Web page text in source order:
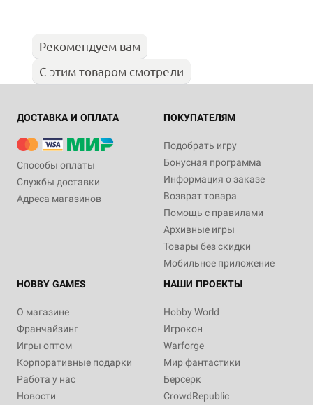
Рекомендуем вам
С этим товаром смотрели
ДОСТАВКА И ОПЛАТА
Способы оплаты
Службы доставки
Адреса магазинов
ПОКУПАТЕЛЯМ
Подобрать игру
Бонусная программа
Информация о заказе
Возврат товара
Помощь с правилами
Архивные игры
Товары без скидки
Мобильное приложение
HOBBY GAMES
О магазине
Франчайзинг
Игры оптом
Корпоративные подарки
Работа у нас
Новости
НАШИ ПРОЕКТЫ
Hobby World
Игрокон
Warforge
Мир фантастики
Берсерк
CrowdRepublic